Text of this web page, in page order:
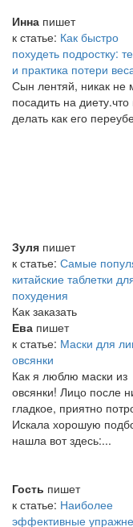
Инна пишет
к статье: Как быстро
похудеть подростку:
и практика потери
Сын лентяй, никак не
посадить на
делать как его
Зуля пишет
к статье: Самые
китайские таблетки
похудения
Как заказать
Ева пишет
к статье: Маски для
овсянки
Как я люблю маски из
овсянки! Лицо после
гладкое, приятно
Искала хорошую
нашла вот здесь:...
Гость пишет
к статье: Наиболее
эффективные